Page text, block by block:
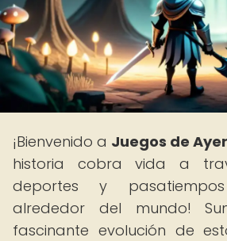
¡Bienvenido a Juegos de
historia cobra vida a
deportes y
alrededor del mundo!
fascinante evolución de